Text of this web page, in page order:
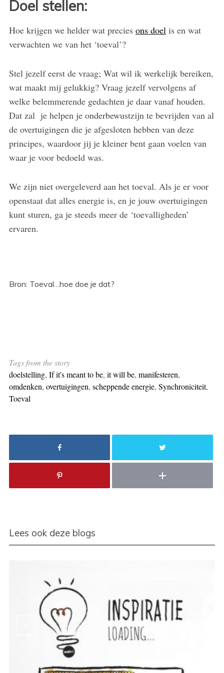
Doel stellen:
Hoe krijgen we helder wat precies ons doel is en wat
verwachten we van het ‘toeval’?
Stel jezelf eerst de vraag; Wat wil ik werkelijk bereiken,
wat maakt mij gelukkig? Vraag jezelf vervolgens af
welke belemmerende gedachten je daar vanaf houden.
Dat zal je helpen je onderbewustzijn te bevrijden van al
de overtuigingen die je afgesloten hebben van deze
principes, waardoor jij je kleiner bent gaan voelen van
waar je voor bedoeld was.
We zijn niet overgeleverd aan het toeval. Als je er voor
openstaat dat alles energie is, en je jouw overtuigingen
kunt sturen, ga je steeds meer de ‘toevalligheden’
ervaren.
Bron: Toeval…hoe doe je dat?
Tags from the story
doelstelling, If it's meant to be, it will be, manifesteren,
omdenken, overtuigingen, scheppende energie, Synchroniciteit,
Toeval
Lees ook deze blogs